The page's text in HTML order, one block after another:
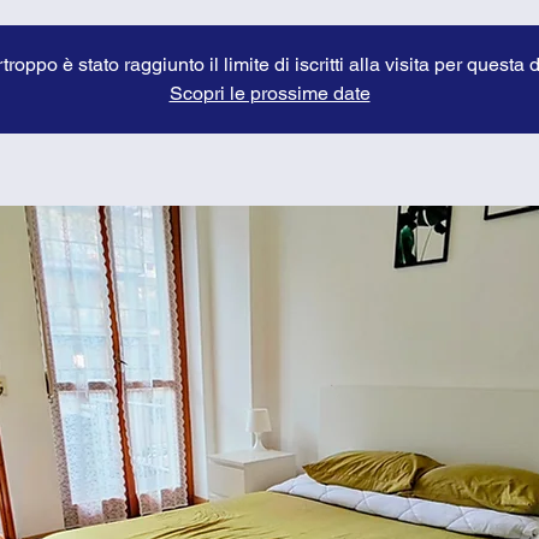
è stato raggiunto il limite di iscritti alla visita per questa
Scopri le prossime date